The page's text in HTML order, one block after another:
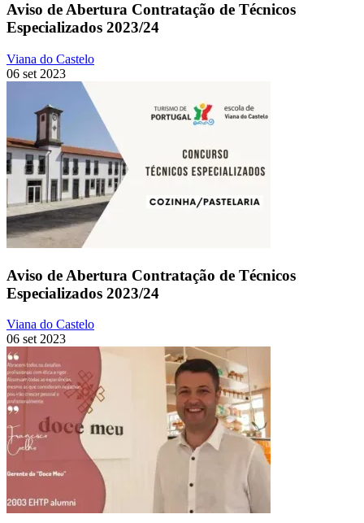
Aviso de Abertura Contratação de Técnicos
Especializados 2023/24
Viana do Castelo
06 set 2023
Aviso de Abertura Contratação de Técnicos
Especializados 2023/24
Viana do Castelo
06 set 2023